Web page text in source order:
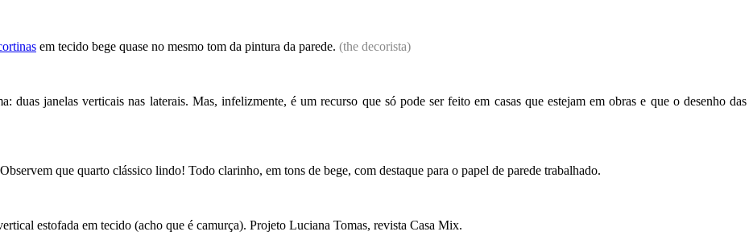
em tecido bege quase no mesmo tom da pintura da parede. (the decorista)
duas janelas verticais nas laterais. Mas, infelizmente, é um recurso que só pode ser feito em casas que estejam em obras e que o desenho das
que quarto clássico lindo! Todo clarinho, em tons de bege, com destaque para o papel de parede trabalhado.
estofada em tecido (acho que é camurça). Projeto Luciana Tomas, revista Casa Mix.